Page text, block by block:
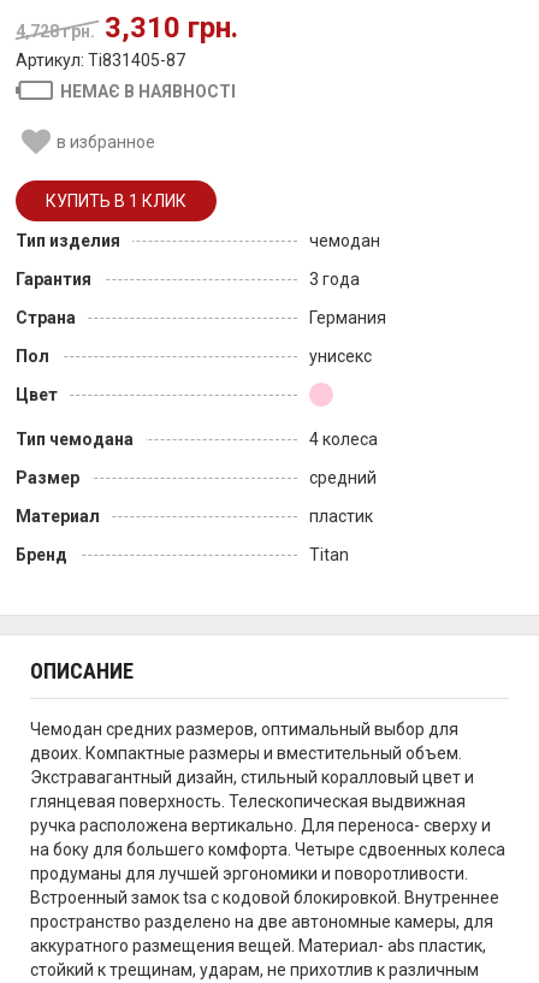
4,728 грн. 3,310 грн.
Артикул: Ti831405-87
НЕМАЄ В НАЯВНОСТІ
в избранное
Тип изделия
чемодан
Гарантия
3 года
Страна
Германия
Пол
унисекс
Цвет
Тип чемодана
4 колеса
Размер
средний
Материал
пластик
Бренд
Titan
ОПИСАНИЕ
Чемодан средних размеров, оптимальный выбор для
двоих. Компактные размеры и вместительный объем.
Экстравагантный дизайн, стильный коралловый цвет и
глянцевая поверхность. Телескопическая выдвижная
ручка расположена вертикально. Для переноса- сверху и
на боку для большего комфорта. Четыре сдвоенных колеса
продуманы для лучшей эргономики и поворотливости.
Встроенный замок tsa с кодовой блокировкой. Внутреннее
пространство разделено на две автономные камеры, для
аккуратного размещения вещей. Материал- abs пластик,
стойкий к трещинам, ударам, не прихотлив к различным